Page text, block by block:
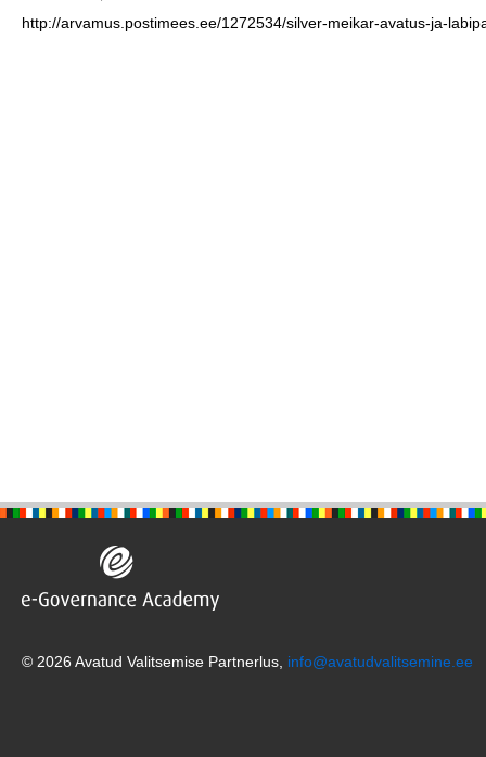
http://arvamus.postimees.ee/1272534/silver-meikar-avatus-ja-
© 2026 Avatud Valitsemise Partnerlus, info@avatudvalitsemine.ee